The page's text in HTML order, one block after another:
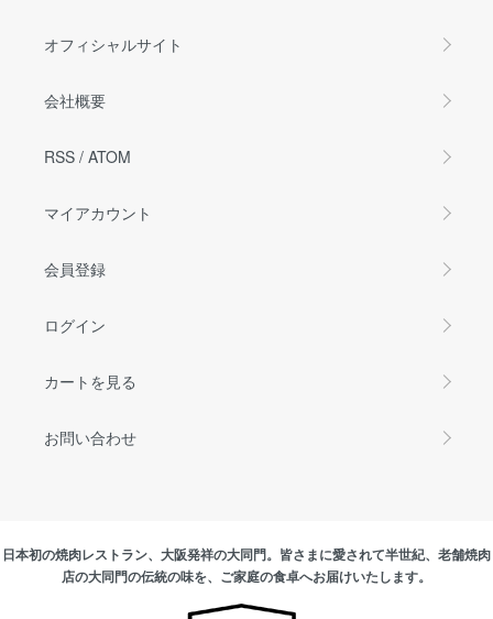
オフィシャルサイト
会社概要
RSS / ATOM
マイアカウント
会員登録
ログイン
カートを見る
お問い合わせ
日本初の焼肉レストラン、大阪発祥の大同門。皆さまに愛されて半世紀、老舗焼肉
店の大同門の伝統の味を、ご家庭の食卓へお届けいたします。